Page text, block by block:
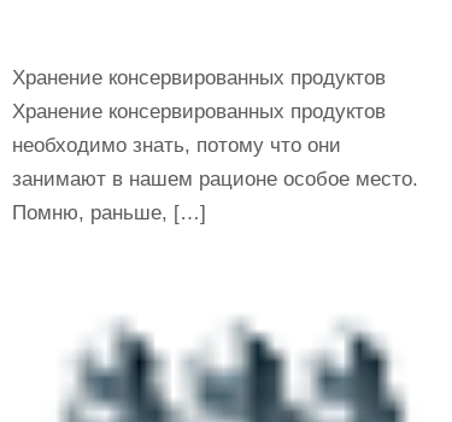
Хранение консервированных продуктов
Хранение консервированных продуктов
необходимо знать, потому что они
занимают в нашем рационе особое место.
Помню, раньше, […]